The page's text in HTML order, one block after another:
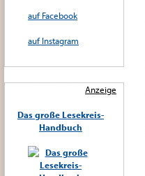
auf Facebook
auf Instagram
Anzeige
Das große Lesekreis-
Handbuch